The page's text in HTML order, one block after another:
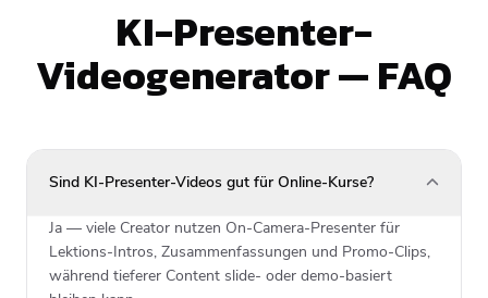
KI-Presenter-
Videogenerator — FAQ
Sind KI-Presenter-Videos gut für Online-Kurse?
Ja — viele Creator nutzen On-Camera-Presenter für
Lektions-Intros, Zusammenfassungen und Promo-Clips,
während tieferer Content slide- oder demo-basiert